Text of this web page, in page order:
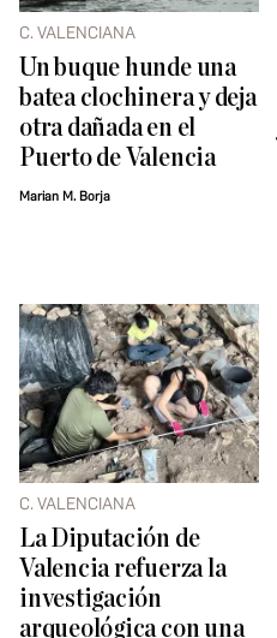
C. VALENCIANA
Un buque hunde una
batea clochinera y deja
otra dañada en el
Puerto de Valencia
Marian M. Borja
C. VALENCIANA
La Diputación de
Valencia refuerza la
investigación
arqueológica con una